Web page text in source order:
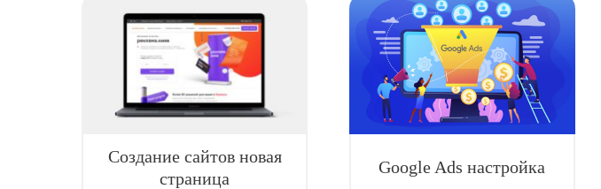
Создание сайтов новая
страница
Google Ads настройка